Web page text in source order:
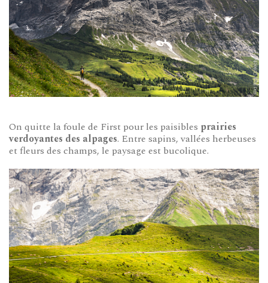
On quitte la foule de First pour les paisibles prairies
verdoyantes des alpages. Entre sapins, vallées herbeuses
et fleurs des champs, le paysage est bucolique.